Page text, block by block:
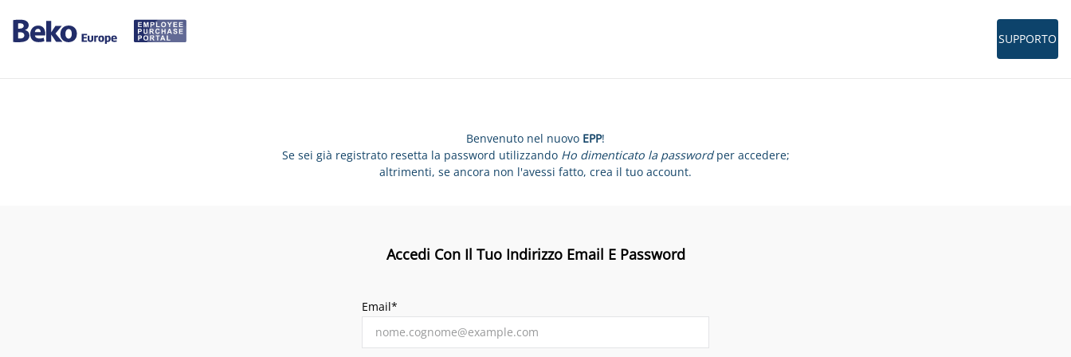
SUPPORTO
Benvenuto nel nuovo EPP!
Se sei già registrato resetta la password utilizzando Ho dimenticato la passwordper accedere;
altrimenti, se ancora non l'avessi fatto, crea il tuo account.
Accedi Con Il Tuo Indirizzo Email E Password
Email*